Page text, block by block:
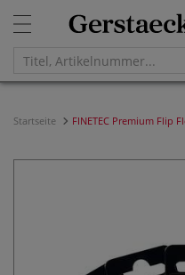
Startseite FINETEC Premium Flip